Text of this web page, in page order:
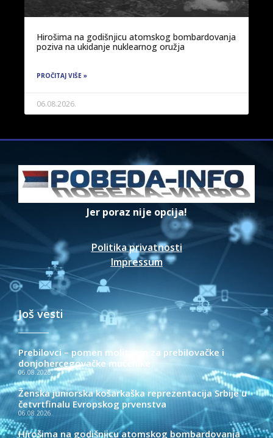
Hirošima na godišnjicu atomskog bombardovanja
poziva na ukidanje nuklearnog oružja
PROČITAJ VIŠE »
06.08.2026.
Jer poraz nije opcija!
Politika privatnosti
Impressum
Još vesti
Prebilovci – pomen molitvom za prebilovačke i
donjohercegovačke mučenike
06.08.2026.
Ženska juniorska košarkaška reprezentacija Srbije u
četvrtfinalu Evropskog prvenstva
06.08.2026.
Hirošima na godišnjicu atomskog bombardovanja